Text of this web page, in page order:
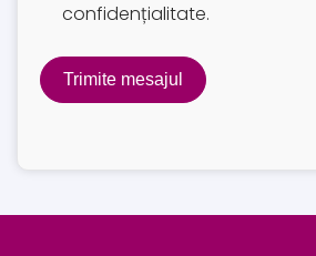
confidențialitate.
Trimite mesajul